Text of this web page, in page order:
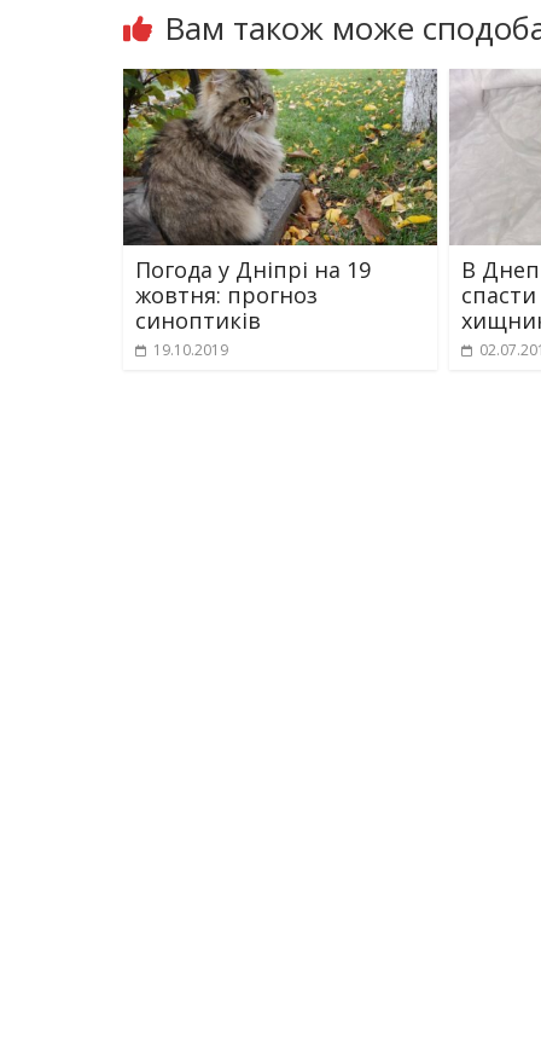
Вам також може
Погода у Дніпрі на 19
жовтня: прогноз
синоптиків
19.10.2019
В